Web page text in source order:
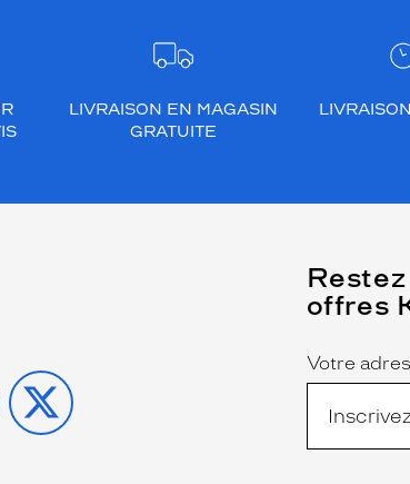
LIVRAISON EN MAGASIN
GRATUITE
X
offres
Name
Votre
(Ce
champ
est
obligatoire)